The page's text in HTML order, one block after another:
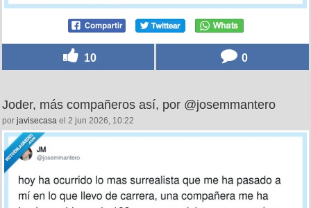
10 0
Joder, más compañeros así, por @josemmantero
por javisecasa el 2 jun 2026, 10:22